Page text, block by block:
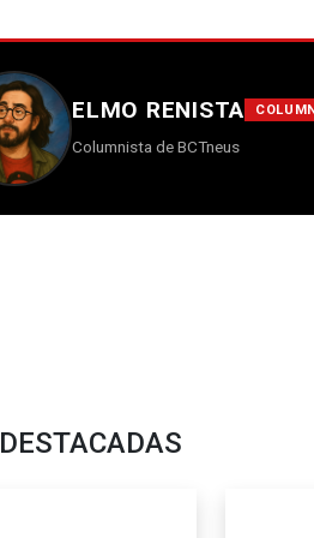
ELMO RENISTA
Columnista de BCTneus